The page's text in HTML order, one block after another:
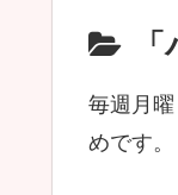
毎週月
めです。